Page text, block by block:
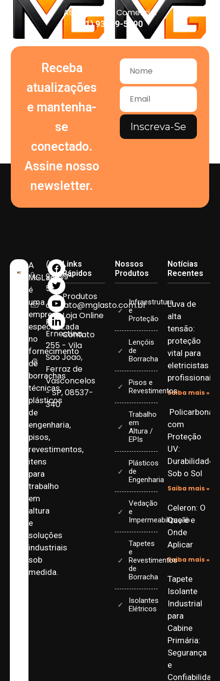
Atendimento Comercial
(11) 93959-5090
Receba
atualizações
e mantenha-
se
conectado.
Assine nosso
newsletter.
Inscreva-Se
A
MGLasto
é
uma
empresa
especializada
no
fornecimento
de
borrachas
técnicas,
plásticos
de
engenharia,
pisos,
revestimentos,
itens
para
trabalho
em
altura
e
soluções
industriais
sob
medida.
(11)
93959-
5090
contato@mglasto.com.br
Rua
Ernestina,
255 - Vila
Sao Joao,
Ferraz de
Vasconcelos
- SP, 08537-
340
Links
Rápidos
Produtos
Loja Online
Contato
Nossos
Produtos
Infraestrutura
e
Proteção
Lençóis
de
Borracha
Pisos e
Revestimentos
Trabalho
em
Altura /
EPIs
Plásticos
de
Engenharia
Vedação
e
Impermeabilização
Tapetes
e
Revestimentos
de
Borracha
Isolantes
Elétricos
Notícias
Recentes
Luva de
alta
tensão:
proteção
vital para
eletricistas
profissionais
Saiba mais »
com
Proteção
UV:
Durabilidade
Sob o Sol
Saiba mais »
Celeron: O
Que é e
Onde
Aplicar
Saiba mais »
Tapete
Isolante
Industrial
para
Cabine
Primária:
Segurança
e
Confiabilidade